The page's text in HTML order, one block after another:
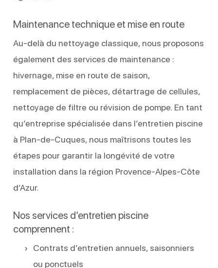
Maintenance technique et mise en route
Au-delà du nettoyage classique, nous proposons
également des services de maintenance :
hivernage, mise en route de saison,
remplacement de pièces, détartrage de cellules,
nettoyage de filtre ou révision de pompe. En tant
qu’entreprise spécialisée dans l’entretien piscine
à Plan-de-Cuques, nous maîtrisons toutes les
étapes pour garantir la longévité de votre
installation dans la région Provence-Alpes-Côte
d’Azur.
Nos services d’entretien piscine
comprennent :
Contrats d’entretien annuels, saisonniers
ou ponctuels